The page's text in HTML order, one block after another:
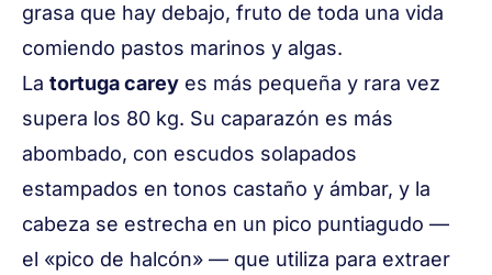
grasa que hay debajo, fruto de toda una vida
comiendo pastos marinos y algas.
La tortuga carey es más pequeña y rara vez
supera los 80 kg. Su caparazón es más
abombado, con escudos solapados
estampados en tonos castaño y ámbar, y la
cabeza se estrecha en un pico puntiagudo —
el «pico de halcón» — que utiliza para extraer